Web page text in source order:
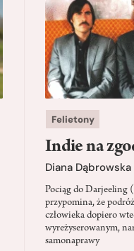
Felietony
Indie na
Diana Dąbrowska
Pociąg do Darjeeling
przypomina, że
człowieka dopiero
wyreżyserowanym,
samonaprawy